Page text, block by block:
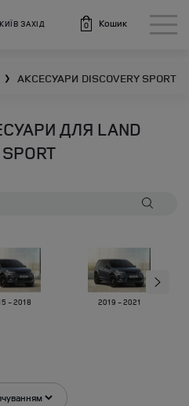
ЗАХІД 0 Кошик
❯ АКСЕСУАРИ DISCOVERY SPORT
ДЛЯ LAND
- 2018 2019 - 2021